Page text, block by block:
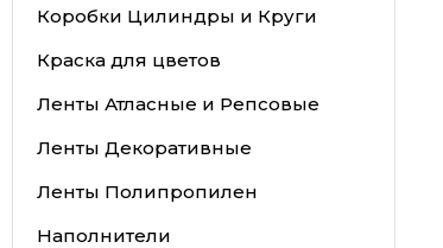
Коробки Цилиндры и Круги
Краска для цветов
Ленты Атласные и Репсовые
Ленты Декоративные
Ленты Полипропилен
Наполнители